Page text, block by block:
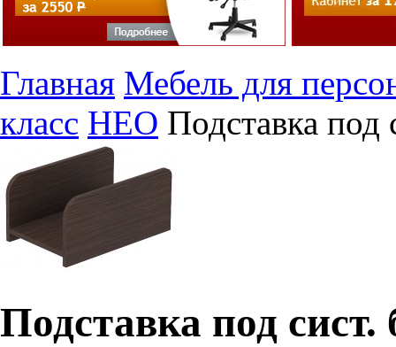
Главная Мебель для
класс НЕО Подставка под
Подставка под сист.